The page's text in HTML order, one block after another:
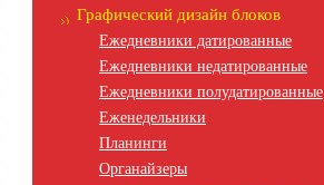
Графический дизайн блоков
Ежедневники датированные
Ежедневники недатированные
Ежедневники полудатированные
Еженедельники
Планинги
Органайзеры